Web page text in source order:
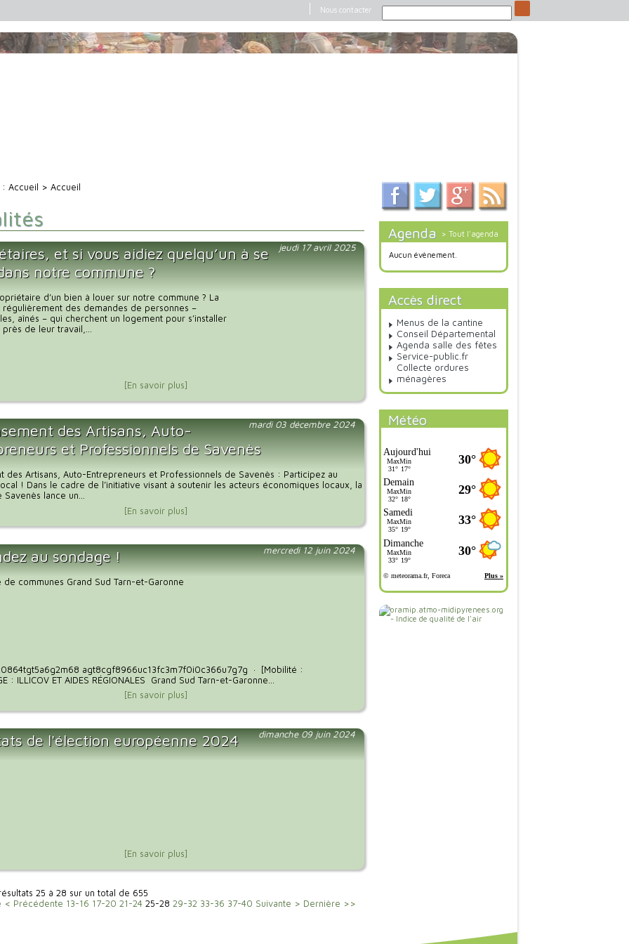
Nous contacter
:Accueil > Accueil
jeudi 17 avril 2025
et si vous aidiez quelqu’un à se
notre commune ?
d’un bien à louer sur notre commune ? La
des demandes de personnes –
aînés – qui cherchent un logement pour s’installer
de leur travail,...
[En savoir plus]
mardi 03 décembre 2024
des Artisans, Auto-
et Professionnels de Savenès
des Artisans, Auto-Entrepreneurs et Professionnels de Savenès : Participez au
! Dans le cadre de l’initiative visant à soutenir les acteurs économiques locaux, la
Savenès lance un...
[En savoir plus]
mercredi 12 juin 2024
au sondage !
de communes Grand Sud Tarn-et-Garonne
agt8cgf8966uc13fc3m7f0i0c366u7g7g · [Mobilité :
: ILLICOV ET AIDES RÉGIONALES Grand Sud Tarn-et-Garonne...
[En savoir plus]
dimanche 09 juin 2024
de l'élection européenne 2024
[En savoir plus]
25 à 28 sur un total de 655
< Précédente 13-16 17-20 21-24 25-28 29-32 33-36 37-40 Suivante > Dernière >>
Agenda > Tout l'agenda
Aucun évènement.
Accès direct
Menus de la cantine
Conseil Départemental
Agenda salle des fêtes
Service-public.fr
Collecte ordures
ménagères
Météo